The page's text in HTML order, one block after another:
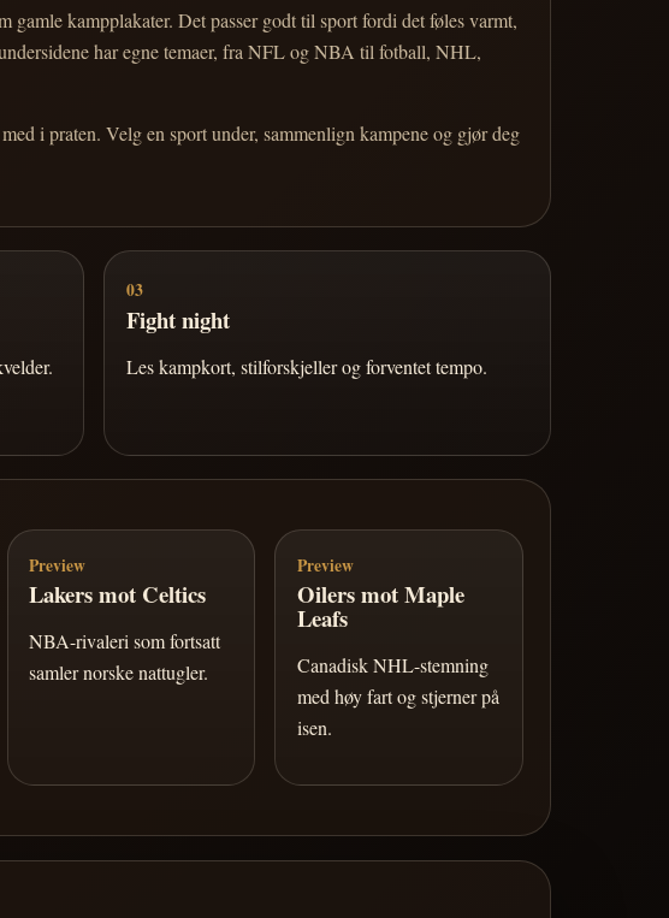
kampplakater. Det passer godt til sport fordi det føles varmt,
har egne temaer, fra NFL og NBA til fotball, NHL,
i praten. Velg en sport under, sammenlign kampene og gjør deg
03
Fight night
Les kampkort, stilforskjeller og forventet tempo.
Preview
Lakers mot Celtics
NBA-rivaleri som fortsatt
samler norske nattugler.
Preview
Oilers mot Maple
Leafs
Canadisk NHL-stemning
med høy fart og stjerner på
isen.